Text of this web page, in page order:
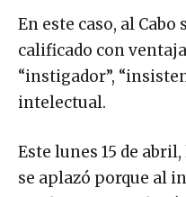
En este caso, al
calificado con
“instigador”,
intelectual.
Este lunes 15 de
se aplazó porque al